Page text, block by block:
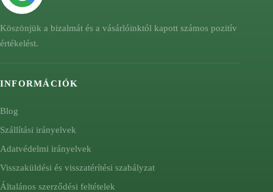
Köszönjük a bizalmát és a vásárlóinktól kapott számos pozitív
értékelést.
INFORMÁCIÓK
Blog
Szállítási irányelvek
Adatvédelmi irányelvek
Visszaküldési és visszatérítési szabályzat
Általános szerződési feltételek